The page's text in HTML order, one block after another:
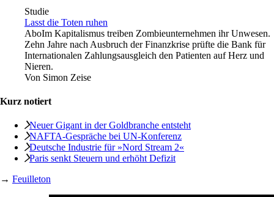
Studie
Lasst die Toten ruhen
AboIm Kapitalismus treiben Zombieunternehmen ihr Unwesen.
Zehn Jahre nach Ausbruch der Finanzkrise prüfte die Bank für
Internationalen Zahlungsausgleich den Patienten auf Herz und
Nieren.
Von Simon Zeise
Kurz notiert
Neuer Gigant in der Goldbranche entsteht
NAFTA-Gespräche bei UN-Konferenz
Deutsche Industrie für »Nord Stream 2«
Paris senkt Steuern und erhöht Defizit
→ Feuilleton